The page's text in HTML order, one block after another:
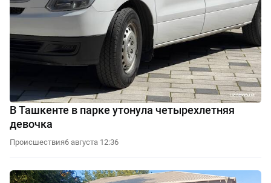
В Ташкенте в парке утонула четырехлетняя
девочка
Происшествия6 августа 12:36